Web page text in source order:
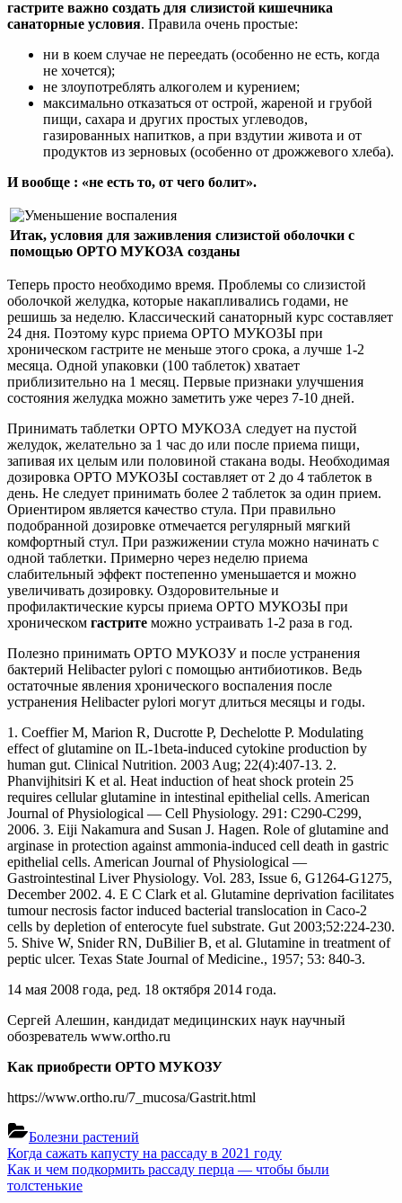
гастрите важно создать для слизистой кишечника
санаторные условия. Правила очень простые:
ни в коем случае не переедать (особенно не есть, когда
не хочется);
не злоупотреблять алкоголем и курением;
максимально отказаться от острой, жареной и грубой
пищи, сахара и других простых углеводов,
газированных напитков, а при вздутии живота и от
продуктов из зерновых (особенно от дрожжевого хлеба).
И вообще : «не есть то, от чего болит».
Итак, условия для заживления слизистой оболочки с
помощью ОРТО МУКОЗА созданы
Теперь просто необходимо время. Проблемы со слизистой
оболочкой желудка, которые накапливались годами, не
решишь за неделю. Классический санаторный курс составляет
24 дня. Поэтому курс приема ОРТО МУКОЗЫ при
хроническом гастрите не меньше этого срока, а лучше 1-2
месяца. Одной упаковки (100 таблеток) хватает
приблизительно на 1 месяц. Первые признаки улучшения
состояния желудка можно заметить уже через 7-10 дней.
Принимать таблетки ОРТО МУКОЗА следует на пустой
желудок, желательно за 1 час до или после приема пищи,
запивая их целым или половиной стакана воды. Необходимая
дозировка ОРТО МУКОЗЫ составляет от 2 до 4 таблеток в
день. Не следует принимать более 2 таблеток за один прием.
Ориентиром является качество стула. При правильно
подобранной дозировке отмечается регулярный мягкий
комфортный стул. При разжижении стула можно начинать с
одной таблетки. Примерно через неделю приема
слабительный эффект постепенно уменьшается и можно
увеличивать дозировку. Оздоровительные и
профилактические курсы приема ОРТО МУКОЗЫ при
хроническом гастрите можно устраивать 1-2 раза в год.
Полезно принимать ОРТО МУКОЗУ и после устранения
бактерий Helibacter pylori с помощью антибиотиков. Ведь
остаточные явления хронического воспаления после
устранения Helibacter pylori могут длиться месяцы и годы.
1. Coeffier M, Marion R, Ducrotte P, Dechelotte P. Modulating
effect of glutamine on IL-1beta-induced cytokine production by
human gut. Clinical Nutrition. 2003 Aug; 22(4):407-13. 2.
Phanvijhitsiri K et al. Heat induction of heat shock protein 25
requires cellular glutamine in intestinal epithelial cells. American
Journal of Physiological — Cell Physiology. 291: C290-C299,
2006. 3. Eiji Nakamura and Susan J. Hagen. Role of glutamine and
arginase in protection against ammonia-induced cell death in gastric
epithelial cells. American Journal of Physiological —
Gastrointestinal Liver Physiology. Vol. 283, Issue 6, G1264-G1275,
December 2002. 4. E C Clark et al. Glutamine deprivation facilitates
tumour necrosis factor induced bacterial translocation in Caco-2
cells by depletion of enterocyte fuel substrate. Gut 2003;52:224-230.
5. Shive W, Snider RN, DuBilier B, et al. Glutamine in treatment of
peptic ulcer. Texas State Journal of Medicine., 1957; 53: 840-3.
14 мая 2008 года, ред. 18 октября 2014 года.
Сергей Алешин, кандидат медицинских наук научный
обозреватель www.ortho.ru
Как приобрести ОРТО МУКОЗУ
https://www.ortho.ru/7_mucosa/Gastrit.html
Болезни растений
Навигация
по
Previous
Post:
Когда сажать капусту на рассаду в 2021 году
Next
Post:
Как и чем подкормить рассаду перца — чтобы были
толстенькие